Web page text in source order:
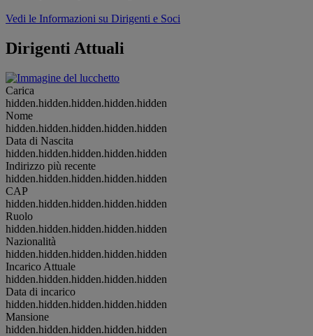
Vedi le Informazioni su Dirigenti e Soci
Dirigenti Attuali
Carica
hidden.hidden.hidden.hidden.hidden
Nome
hidden.hidden.hidden.hidden.hidden
Data di Nascita
hidden.hidden.hidden.hidden.hidden
Indirizzo più recente
hidden.hidden.hidden.hidden.hidden
CAP
hidden.hidden.hidden.hidden.hidden
Ruolo
hidden.hidden.hidden.hidden.hidden
Nazionalità
hidden.hidden.hidden.hidden.hidden
Incarico Attuale
hidden.hidden.hidden.hidden.hidden
Data di incarico
hidden.hidden.hidden.hidden.hidden
Mansione
hidden.hidden.hidden.hidden.hidden